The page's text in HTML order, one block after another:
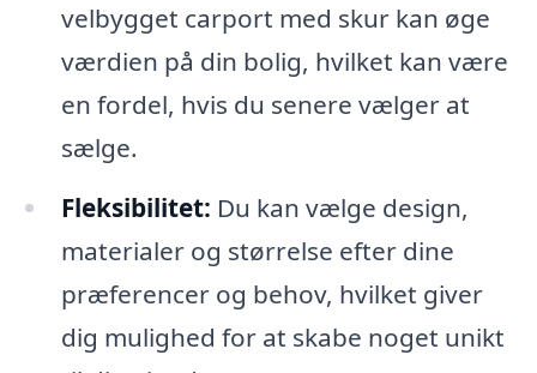
velbygget carport med skur kan øge
værdien på din bolig, hvilket kan være
en fordel, hvis du senere vælger at
sælge.
Fleksibilitet: Du kan vælge design,
materialer og størrelse efter dine
præferencer og behov, hvilket giver
dig mulighed for at skabe noget unikt